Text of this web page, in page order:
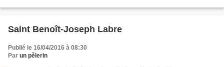
Saint Benoît-Joseph Labre
Publié le 16/04/2016 à 08:30
Par un pèlerin